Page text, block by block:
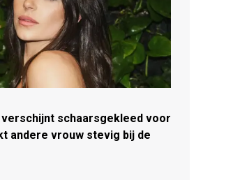
verschijnt schaarsgekleed voor
andere vrouw stevig bij de